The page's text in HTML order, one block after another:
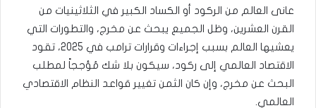
عانى العالم من الركود أو الكساد الكبير في الثلاثينيات من
القرن العشرين، وظل الجميع يبحث عن مخرج، والتطورات التي
يعشيها العالم بسبب إجراءات وقرارات ترامب في 2025، تقود
الاقتصاد العالمي إلى ركود، سيكون بلا شك مُؤججاً لمطلب
البحث عن مخرج، وإن كان الثمن تغيير قواعد النظام الاقتصادي
العالمي.